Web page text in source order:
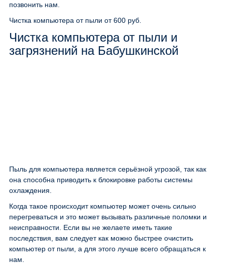
позвонить нам.
Чистка компьютера от пыли от 600 руб.
Чистка компьютера от пыли и
загрязнений на Бабушкинской
Пыль для компьютера является серьёзной угрозой, так как
она способна приводить к блокировке работы системы
охлаждения.
Когда такое происходит компьютер может очень сильно
перегреваться и это может вызывать различные поломки и
неисправности. Если вы не желаете иметь такие
последствия, вам следует как можно быстрее очистить
компьютер от пыли, а для этого лучше всего обращаться к
нам.